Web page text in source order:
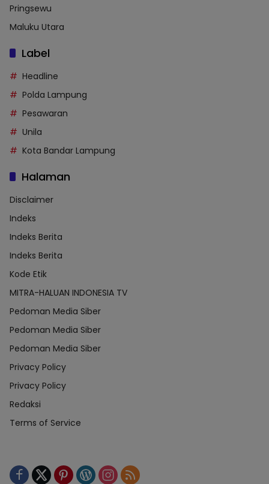
Pringsewu
Maluku Utara
Label
Headline
Polda Lampung
Pesawaran
Unila
Kota Bandar Lampung
Halaman
Disclaimer
Indeks
Indeks Berita
Indeks Berita
Kode Etik
MITRA-HALUAN INDONESIA TV
Pedoman Media Siber
Pedoman Media Siber
Pedoman Media Siber
Privacy Policy
Privacy Policy
Redaksi
Terms of Service